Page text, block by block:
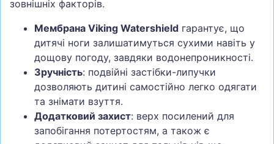
зовнішніх факторів.
Мембрана Viking Watershield гарантує, що
дитячі ноги залишатимуться сухими навіть у
дощову погоду, завдяки водонепроникності.
Зручність: подвійні застібки-липучки
дозволяють дитині самостійно легко одягати
та знімати взуття.
Додатковий захист: верх посилений для
запобігання потертостям, а також є